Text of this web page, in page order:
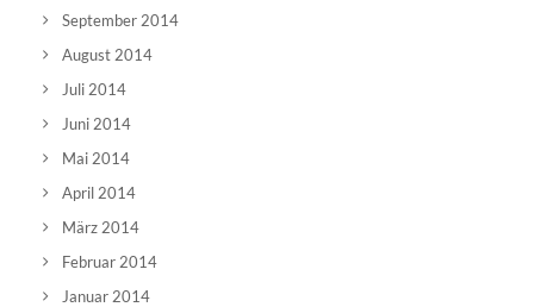
September 2014
August 2014
Juli 2014
Juni 2014
Mai 2014
April 2014
März 2014
Februar 2014
Januar 2014